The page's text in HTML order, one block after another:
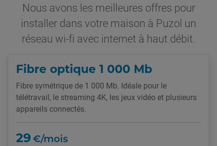
Nous avons les meilleures offres pour
installer dans votre maison à Puzol un
réseau wi-fi avec internet à haut débit.
Fibre optique 1 000 Mb
Fibre symétrique de 1 000 Mb. Idéale pour le
télétravail, le streaming 4K, les jeux vidéo et plusieurs
appareils connectés.
29 €/mois